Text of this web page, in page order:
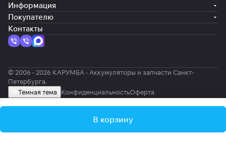
В корзину
Информация
Покупателю
Контакты
© 2006 - 2026 КАРУМБА - Аккумуляторы и запчасти Санкт-
Петербурга.
Темная тема
КонфиденциальностьОферта